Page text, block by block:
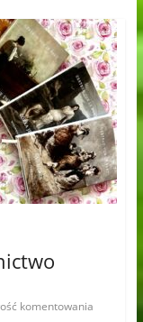
komentowania